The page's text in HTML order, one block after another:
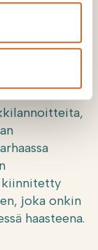
joka
kiinnitetty
joka onkin
haasteena.